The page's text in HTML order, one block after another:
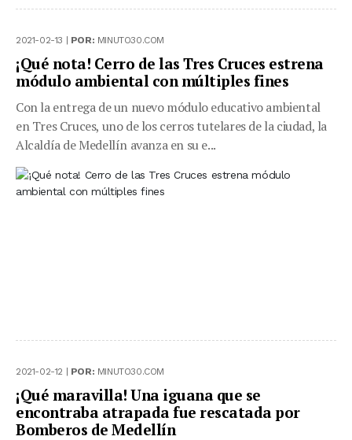
2021-02-13 | POR: MINUTO30.COM
¡Qué nota! Cerro de las Tres Cruces estrena
módulo ambiental con múltiples fines
Con la entrega de un nuevo módulo educativo ambiental
en Tres Cruces, uno de los cerros tutelares de la ciudad, la
Alcaldía de Medellín avanza en su e...
2021-02-12 | POR: MINUTO30.COM
¡Qué maravilla! Una iguana que se
encontraba atrapada fue rescatada por
Bomberos de Medellín